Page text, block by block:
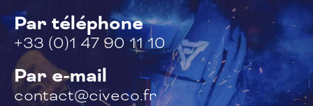
Par téléphone
+33 (0)1 47 90 11 10
Par e-mail
contact@civeco.fr